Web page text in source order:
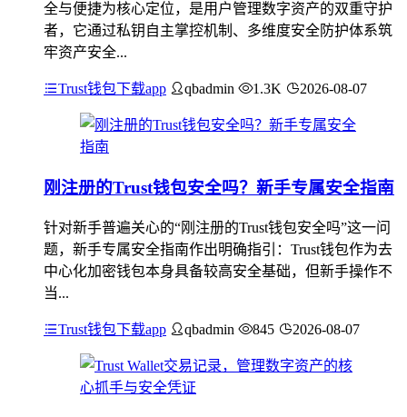
全与便捷为核心定位，是用户管理数字资产的双重守护
者，它通过私钥自主掌控机制、多维度安全防护体系筑
牢资产安全...
Trust钱包下载app qbadmin 1.3K 2026-08-07
刚注册的Trust钱包安全吗？新手专属安全指南
针对新手普遍关心的“刚注册的Trust钱包安全吗”这一问
题，新手专属安全指南作出明确指引：Trust钱包作为去
中心化加密钱包本身具备较高安全基础，但新手操作不
当...
Trust钱包下载app qbadmin 845 2026-08-07